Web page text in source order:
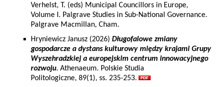
Verhelst, T. (eds) Municipal Councillors in Europe,
Volume I. Palgrave Studies in Sub-National Governance.
Palgrave Macmillan, Cham.
Hryniewicz Janusz (2026) Długofalowe zmiany
gospodarcze a dystans kulturowy między krajami Grupy
Wyszehradzkiej a europejskim centrum innowacyjnego
rozwoju. Athenaeum. Polskie Studia
Politologiczne, 89(1), ss. 235-253.